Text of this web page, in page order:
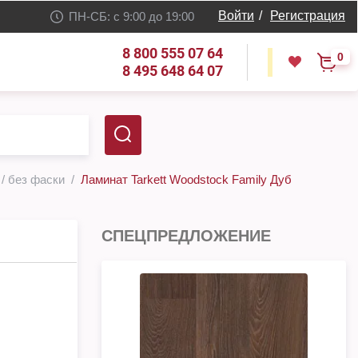
ПН-СБ: с 9:00 до 19:00 Войти / Регистрация
8 800 555 07 64
8 495 648 64 07
0
без фаски Ламинат Tarkett Woodstock Family Дуб
СПЕЦПРЕДЛОЖЕНИЕ